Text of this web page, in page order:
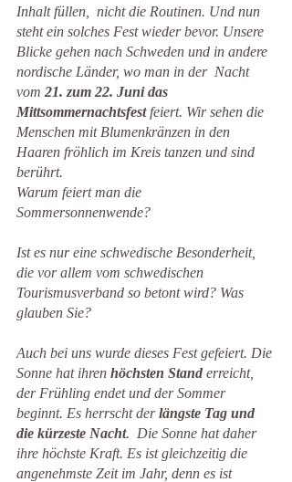
Inhalt füllen,  nicht die Routinen. Und nun
steht ein solches Fest wieder bevor. Unsere
Blicke gehen nach Schweden und in andere
nordische Länder, wo man in der  Nacht
vom 21. zum 22. Juni das
Mittsommernachtsfest feiert. Wir sehen die
Menschen mit Blumenkränzen in den
Haaren fröhlich im Kreis tanzen und sind
berührt.
Warum feiert man die
Sommersonnenwende?
Ist es nur eine schwedische Besonderheit,
die vor allem vom schwedischen
Tourismusverband so betont wird? Was
glauben Sie?
Auch bei uns wurde dieses Fest gefeiert. Die
Sonne hat ihren höchsten Stand erreicht,
der Frühling endet und der Sommer
beginnt. Es herrscht der längste Tag und
die kürzeste Nacht.  Die Sonne hat daher
ihre höchste Kraft. Es ist gleichzeitig die
angenehmste Zeit im Jahr, denn es ist